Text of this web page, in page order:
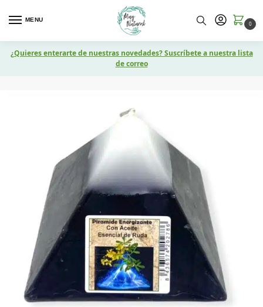
MENU
0
¿Quieres enterarte de nuestras novedades? Suscríbete a nuestra lista
de correo